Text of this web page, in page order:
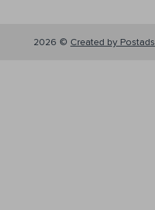
2026 © Created by Postads